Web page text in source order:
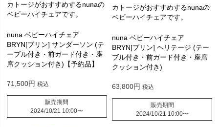
カトージがおすすめするnunaの
ベビーハイチェアです。
nuna ベビーハイチェア
BRYN[ブリン] サンダーソン (テ
ーブル付き・前ガード付き・座
席クッション付き)【予約品】
71,500 税込
販売期間
2024/10/21 10:00〜
カトージがおすすめするnunaの
ベビーハイチェアです。
nuna ベビーハイチェア
BRYN[ブリン] ヘリテージ (テー
ブル付き・前ガード付き・座席
クッション付き)
63,800 税込
販売期間
2024/10/21 10:00〜